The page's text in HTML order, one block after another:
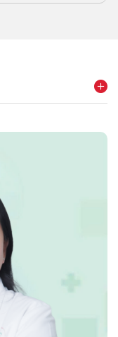
Xem tất cả bác sĩ